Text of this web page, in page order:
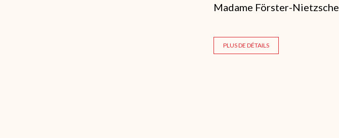
Madame Förster-Nietzsche.
PLUS DE DÉTAILS